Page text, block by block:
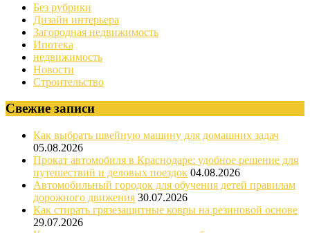
Без рубрики
Дизайн интерьера
Загородная недвижимость
Ипотека
недвижимость
Новости
Строительство
Свежие записи
Как выбрать швейную машину для домашних задач
05.08.2026
Прокат автомобиля в Краснодаре: удобное решение для
путешествий и деловых поездок 04.08.2026
Автомобильный городок для обучения детей правилам
дорожного движения 30.07.2026
Как стирать грязезащитные ковры на резиновой основе
29.07.2026